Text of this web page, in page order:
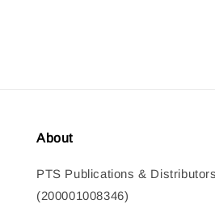
About
PTS Publications &
(200001008346)